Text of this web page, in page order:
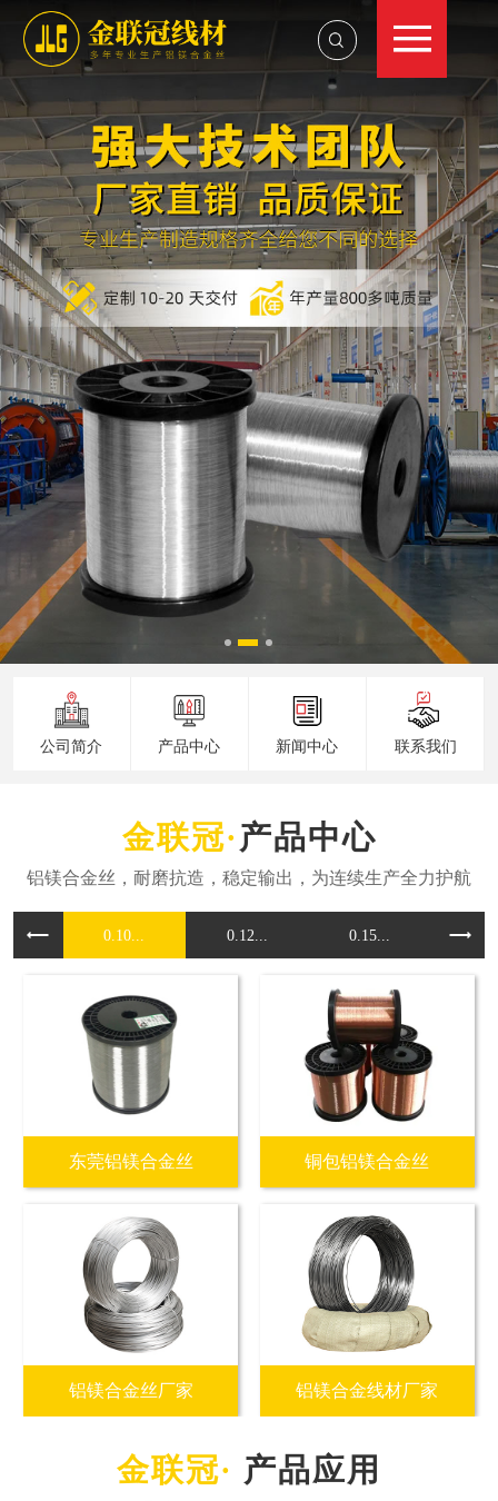
公司简介 产品中心 新闻中心 联系我们
产品中心
0.10... 0.12... 0.15...
东莞铝镁合金丝 铜包铝镁合金丝
铝镁合金丝厂家 铝镁合金线材厂家
产品应用